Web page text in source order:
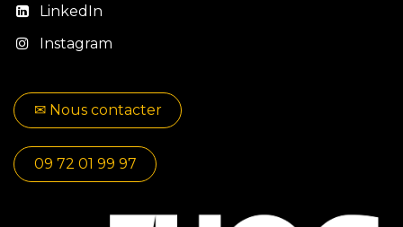
LinkedIn
Instagram
✉​​ No​​​​us contacter
09 72 01 99 97